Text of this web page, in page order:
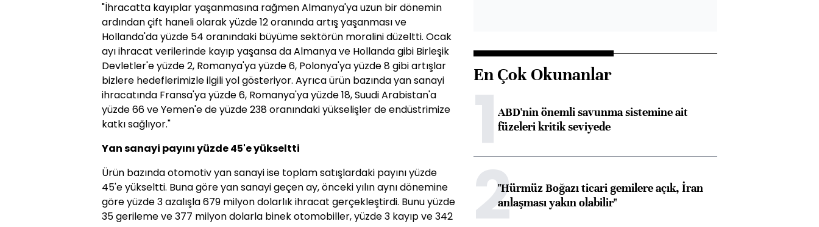
"İhracatta kayıplar yaşanmasına rağmen Almanya'ya uzun bir dönemin
ardından çift haneli olarak yüzde 12 oranında artış yaşanması ve
Hollanda'da yüzde 54 oranındaki büyüme sektörün moralini düzeltti. Ocak
ayı ihracat verilerinde kayıp yaşansa da Almanya ve Hollanda gibi Birleşik
Devletler'e yüzde 2, Romanya'ya yüzde 6, Polonya'ya yüzde 8 gibi artışlar
bizlere hedeflerimizle ilgili yol gösteriyor. Ayrıca ürün bazında yan sanayi
ihracatında Fransa'ya yüzde 6, Romanya'ya yüzde 18, Suudi Arabistan'a
yüzde 66 ve Yemen'e de yüzde 238 oranındaki yükselişler de endüstrimize
katkı sağlıyor."
Yan sanayi payını yüzde 45'e yükseltti
Ürün bazında otomotiv yan sanayi ise toplam satışlardaki payını yüzde
45'e yükseltti. Buna göre yan sanayi geçen ay, önceki yılın aynı dönemine
göre yüzde 3 azalışla 679 milyon dolarlık ihracat gerçekleştirdi. Bunu yüzde
35 gerileme ve 377 milyon dolarla binek otomobiller, yüzde 3 kayıp ve 342
En Çok Okunanlar
1ABD'nin önemli savunma sistemine ait
füzeleri kritik seviyede
2"Hürmüz Boğazı ticari gemilere açık, İran
anlaşması yakın olabilir"